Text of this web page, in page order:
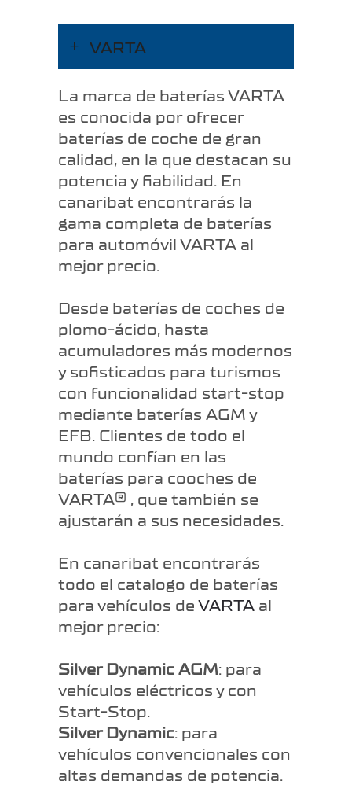
VARTA
La marca de baterías VARTA
es conocida por ofrecer
baterías de coche de gran
calidad, en la que destacan su
potencia y fiabilidad. En
canaribat encontrarás la
gama completa de baterías
para automóvil VARTA al
mejor precio.
Desde baterías de coches de
plomo-ácido, hasta
acumuladores más modernos
y sofisticados para turismos
con funcionalidad start-stop
mediante baterías AGM y
EFB. Clientes de todo el
mundo confían en las
baterías para cooches de
VARTA® , que también se
ajustarán a sus necesidades.
En canaribat encontrarás
todo el catalogo de baterías
para vehículos de VARTA al
mejor precio:
Silver Dynamic AGM: para
vehículos eléctricos y con
Start-Stop.
Silver Dynamic: para
vehículos convencionales con
altas demandas de potencia.